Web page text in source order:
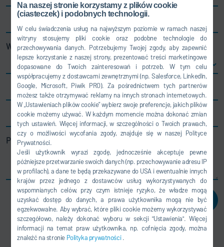
Na naszej stronie korzystamy z plików cookie
(ciasteczek) i podobnych technologii.
W celu świadczenia usług na najwyższym poziomie w ramach naszej
witryny stosujemy pliki cookie oraz podobne technologie do
przechowywania danych. Potrzebujemy Twojej zgody, aby zapewnić
lepsze korzystanie z naszej strony, prezentować treści marketingowe
dopasowane do Twoich zainteresowań i potrzeb. W tym celu
współpracujemy z dostawcami zewnętrznymi (np. Salesforce, LinkedIn,
Google, Microsoft, Piwik PRO). Za pośrednictwem tych partnerów
możesz także otrzymywać reklamy na innych stronach internetowych.
W „Ustawieniach plików cookie” wybierz swoje preferencje, jakich plików
cookie możemy używać. W każdym momencie można dokonać zmian
tych ustawień. Więcej informacji, w szczególności o Twoich prawach,
czy o możliwości wycofania zgody, znajduje się w naszej Polityce
Prywatności.
Jeśli użytkownik wyrazi zgodę, jednocześnie akceptuje pewne
późniejsze przetwarzanie swoich danych (np. przechowywanie adresu IP
w profilach), a dane te będą przekazywane do USA i ewentualnie innych
krajów przez jednego z dostawców usług wykorzystywanych do
wspomnianych celów, przy czym istnieje ryzyko, że władze mogą
uzyskać dostęp do danych, a prawa użytkownika mogą nie być
egzekwowalne. Aby wybrać, które pliki cookie możemy wykorzystywać
szczegółowo, należy dokonać wyboru w sekcji "Ustawienia". Więcej
informacji na temat praw użytkownika, np. cofnięcia zgody, można
znaleźć na stronie Polityka prywatności.
Wybierz kraj
E-mail*
Telefon
Pole opisu
PRZEŚLIJ